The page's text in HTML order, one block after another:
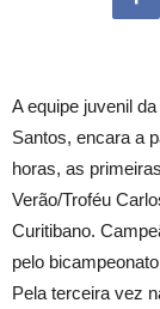
A equipe juvenil
Santos, encara a
horas, as
Verão/Troféu
Curitibano.
pelo
Pela terceira vez